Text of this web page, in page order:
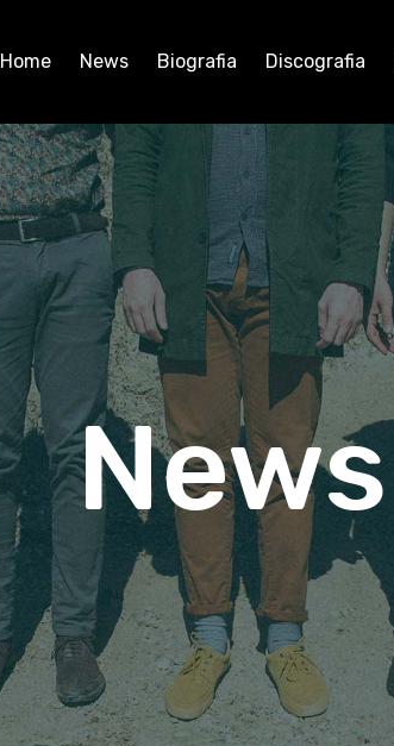
Home News Biografia Discografia
News